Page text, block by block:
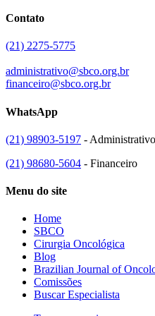
Contato
(21) 2275-5775
administrativo@sbco.org.br
financeiro@sbco.org.br
WhatsApp
(21) 98903-5197 - Administrativo
(21) 98680-5604 - Financeiro
Menu do site
Home
SBCO
Cirurgia Oncológica
Blog
Brazilian Journal of
Comissões
Buscar Especialista